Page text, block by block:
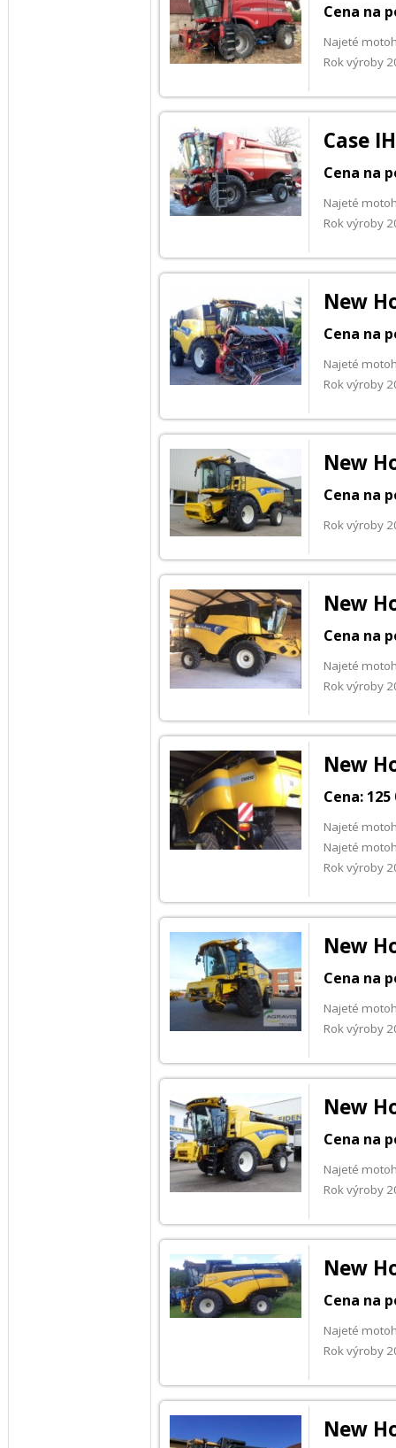
Cena na
Najeté
Rok výroby
Case
Cena na
Najeté
Rok výroby
New
Cena na
Najeté
Rok výroby
New
Cena na
Rok výroby
New
Cena na
Najeté
Rok výroby
New
Cena: 125
Najeté
Najeté
Rok výroby
New
Cena na
Najeté
Rok výroby
New
Cena na
Najeté
Rok výroby
New
Cena na
Najeté
Rok výroby
New